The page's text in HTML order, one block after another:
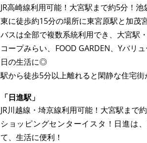
JR高崎線利用可能！大宮駅まで約5分！池
東に徒歩約15分の場所に東宮原駅と加茂
バスは全部で複数系統利用でき、大宮駅
コープみらい、FOOD GARDEN、Yバリ
日の生活に◎
駅から徒歩5分以上離れると閑静な住宅街
「日進駅」
JR川越線・埼京線利用可能！大宮駅まで
ショッピングセンターイスタ！日進は
て、生活に便利！